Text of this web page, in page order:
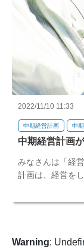
2022/11/10 11:33
中期経営計画 中
中期経営計画
みなさんは「経
計画は、経営を
Warning: